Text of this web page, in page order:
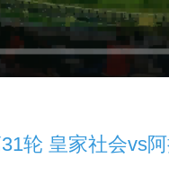
轮 皇家社会vs